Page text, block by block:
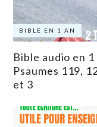
BIBLE EN 1 AN
Bible audio en
Psaumes 119,
et 3